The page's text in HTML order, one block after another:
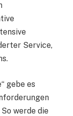
Service,
gebe es
werde die